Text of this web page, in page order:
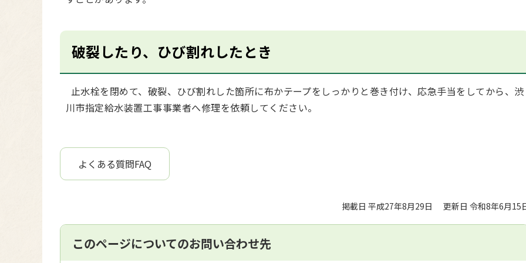
破裂したり、ひび割れしたとき
止水栓を閉めて、破裂、ひび割れした箇所に布かテープをしっかりと巻き付け、応急手当をしてから、渋
川市指定給水装置工事事業者へ修理を依頼してください。
よくある質問FAQ
掲載日 平成27年8月29日 更新日 令和8年6月15
このページについてのお問い合わせ先